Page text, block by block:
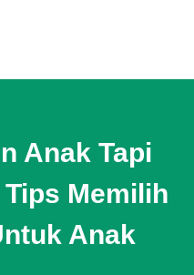
Anak Tapi
Memilih
Anak